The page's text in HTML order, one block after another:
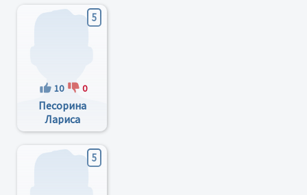
5
10 0
Песорина
Лариса
Николаевна
5